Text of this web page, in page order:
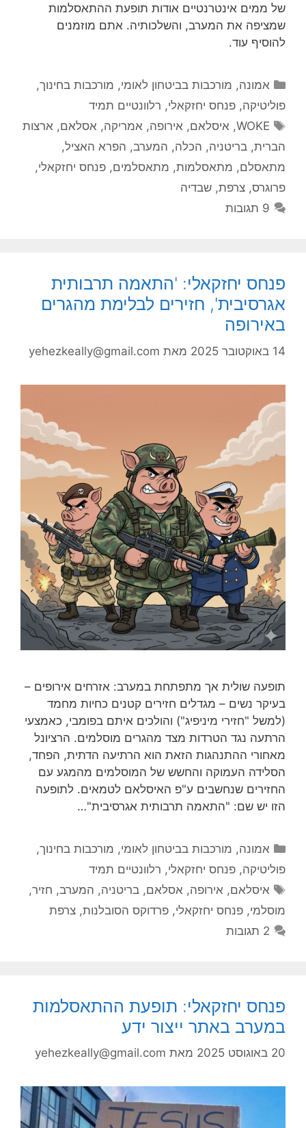
של ממים אינטרנטיים אודות תופעת ההתאסלמות
שמציפה את המערב, והשלכותיה. אתם מוזמנים
להוסיף עוד.
קטגוריות
אמונה, מורכבות בביטחון לאומי, מורכבות בחינוך,
פוליטיקה, פנחס יחזקאלי, רלוונטיים תמיד
תגיות
WOKE
, איסלאם, אירופה, אמריקה, אסלאם, ארצות
הברית, בריטניה, הכלה, המערב, הפרא האציל,
מתאסלם, מתאסלמות, מתאסלמים, פנחס יחזקאלי,
פרוגרס, צרפת, שבדיה
9 תגובות
פנחס יחזקאלי: 'התאמה תרבותית
אגרסיבית', חזירים לבלימת מהגרים
באירופה
14 באוקטובר 2025 מאת yehezkeally@gmail.com
תופעה שולית אך מתפתחת במערב: אזרחים אירופים –
בעיקר נשים – מגדלים חזירים קטנים כחיות מחמד
(למשל "חזירי מיניפיג") והולכים איתם בפומבי, כאמצעי
הרתעה נגד הטרדות מצד מהגרים מוסלמים. הרציונל
מאחורי ההתנהגות הזאת הוא הרתיעה הדתית, הפחד,
הסלידה העמוקה והחשש של המוסלמים מהמגע עם
החזירים שנחשבים ע"פ האיסלאם לטמאים. לתופעה
הזו יש שם: "התאמה תרבותית אגרסיבית"…
קטגוריות
אמונה, מורכבות בביטחון לאומי, מורכבות בחינוך,
פוליטיקה, פנחס יחזקאלי, רלוונטיים תמיד
תגיות
איסלאם, אירופה, אסלאם,בריטניה, המערב, חזיר,
מוסלמי, פנחס יחזקאלי, פרדוקס הסובלנות, צרפת
2 תגובות
פנחס יחזקאלי: תופעת ההתאסלמות
במערב באתר ייצור ידע
20 באוגוסט 2025 מאת yehezkeally@gmail.com